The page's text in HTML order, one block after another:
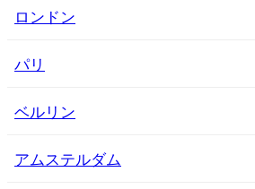
ロンドン
パリ
ベルリン
アムステルダム